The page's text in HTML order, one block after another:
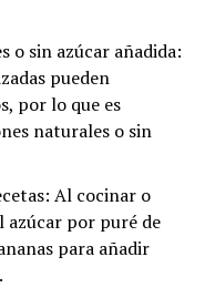
o sin azúcar añadida:
pueden
por lo que es
naturales o sin
Al cocinar o
por puré de
para añadir